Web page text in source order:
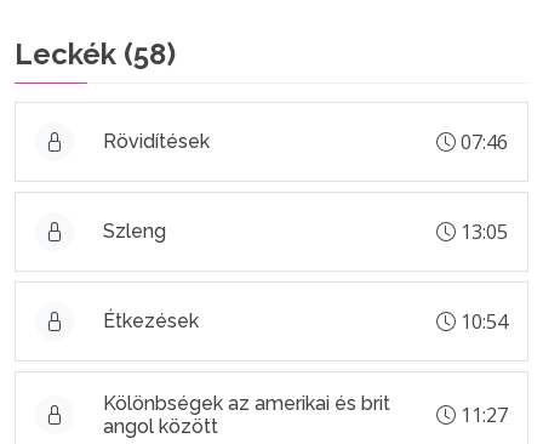
Leckék (58)
Rövidítések 07:46
Szleng 13:05
Étkezések 10:54
Kölönbségek az amerikai és brit
angol között
11:27